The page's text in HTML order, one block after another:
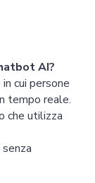
AI?
cui persone
tempo reale.
che utilizza